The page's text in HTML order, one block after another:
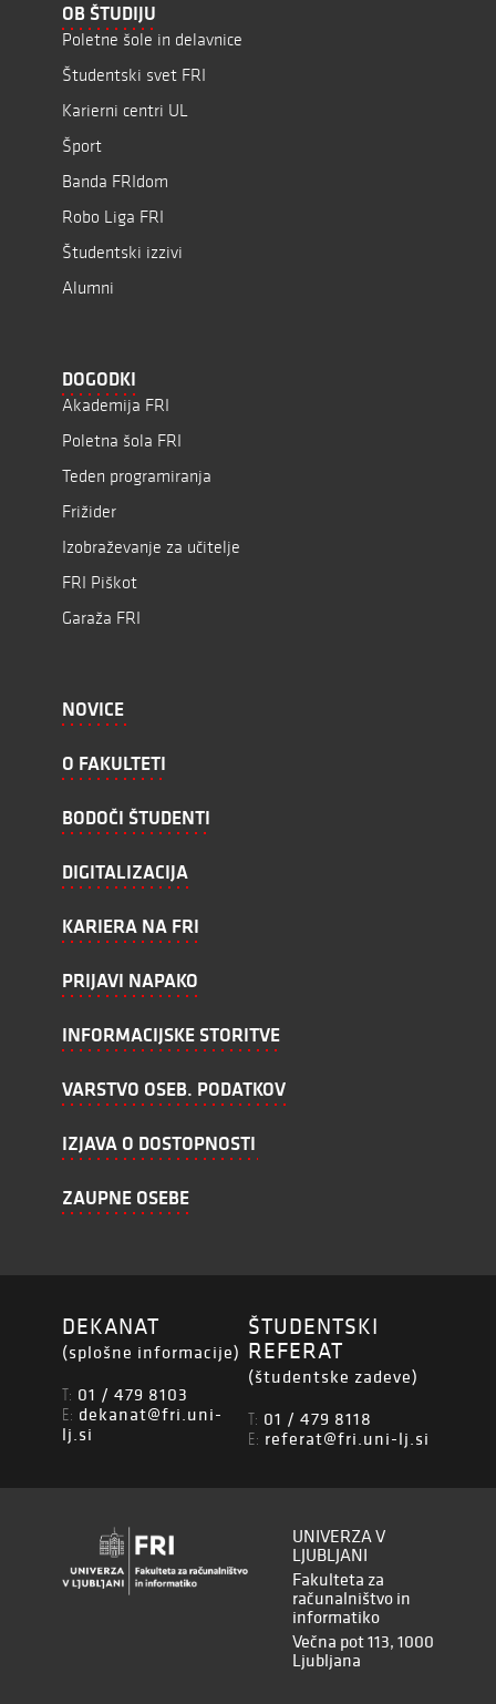
OB ŠTUDIJU
Poletne šole in delavnice
Študentski svet FRI
Karierni centri UL
Šport
Banda FRIdom
Robo Liga FRI
Študentski izzivi
Alumni
DOGODKI
Akademija FRI
Poletna šola FRI
Teden programiranja
Frižider
Izobraževanje za učitelje
FRI Piškot
Garaža FRI
NOVICE
O FAKULTETI
BODOČI ŠTUDENTI
DIGITALIZACIJA
KARIERA NA FRI
PRIJAVI NAPAKO
INFORMACIJSKE STORITVE
VARSTVO OSEB. PODATKOV
IZJAVA O DOSTOPNOSTI
ZAUPNE OSEBE
DEKANAT
(splošne informacije)
T: 01 / 479 8103
E: dekanat@fri.uni-
lj.si
ŠTUDENTSKI
REFERAT
(študentske zadeve)
T: 01 / 479 8118
E: referat@fri.uni-lj.si
UNIVERZA V
LJUBLJANI
Fakulteta za
računalništvo in
informatiko
Večna pot 113, 1000
Ljubljana